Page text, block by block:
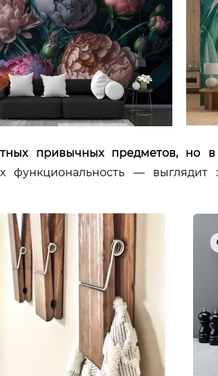
привычных предметов, но
функциональность —